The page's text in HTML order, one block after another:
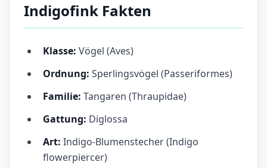
Indigofink Fakten
Klasse: Vögel (Aves)
Ordnung: Sperlingsvögel (Passeriformes)
Familie: Tangaren (Thraupidae)
Gattung: Diglossa
Art: Indigo-Blumenstecher (Indigo
flowerpiercer)